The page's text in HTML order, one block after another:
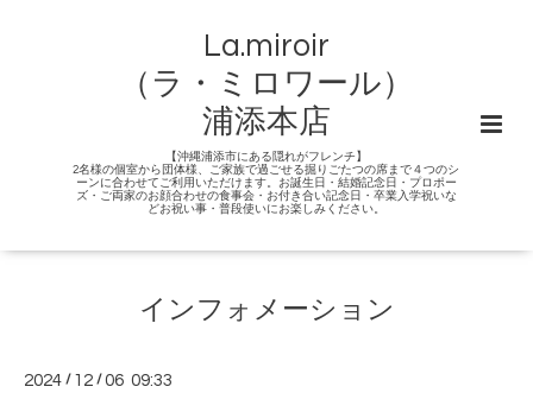
La.miroir
（ラ・ミロワール）
浦添本店
【沖縄浦添市にある隠れがフレンチ】
2名様の個室から団体様、ご家族で過ごせる掘りごたつの席まで４つのシ
ーンに合わせてご利用いただけます。お誕生日・結婚記念日・プロポー
ズ・ご両家のお顔合わせの食事会・お付き合い記念日・卒業入学祝いな
どお祝い事・普段使いにお楽しみください。
インフォメーション
2024 / 12 /06 09:33